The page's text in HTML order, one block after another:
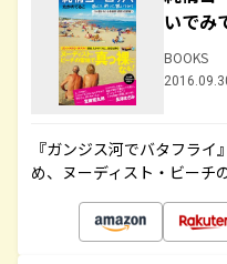
いでみ
BOOKS
『ガンジス河でバタフラ
め、ヌーディスト・ビーチ